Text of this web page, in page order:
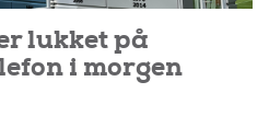
lukket på
i morgen